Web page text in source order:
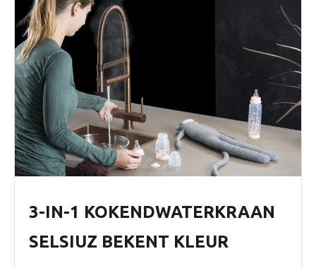
3-IN-1 KOKENDWATERKRAAN
SELSIUZ BEKENT KLEUR